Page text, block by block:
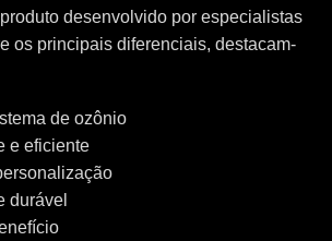
desenvolvido por especialistas
os principais diferenciais, destacam-
de ozônio
e eficiente
durável